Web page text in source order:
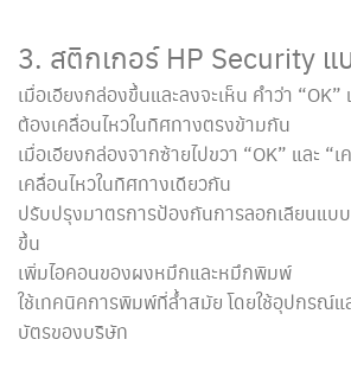
3. สติกเกอร์ HP Security แ
เมื่อเอียงกล่องขึ้นและลงจะเห็น คำว่า “OK”
ต้องเคลื่อนไหวในทิศทางตรงข้ามกัน
เมื่อเอียงกล่องจากซ้ายไปขวา “OK” และ “
เคลื่อนไหวในทิศทางเดียวกัน
ปรับปรุงมาตรการป้องกันการลอกเลียนแบ
ขึ้น
เพิ่มไอคอนของผงหมึกและหมึกพิมพ์
ใช้เทคนิคการพิมพ์ที่ล้ำสมัย โดยใช้อุปกรณ์
บัตรของบริษัท